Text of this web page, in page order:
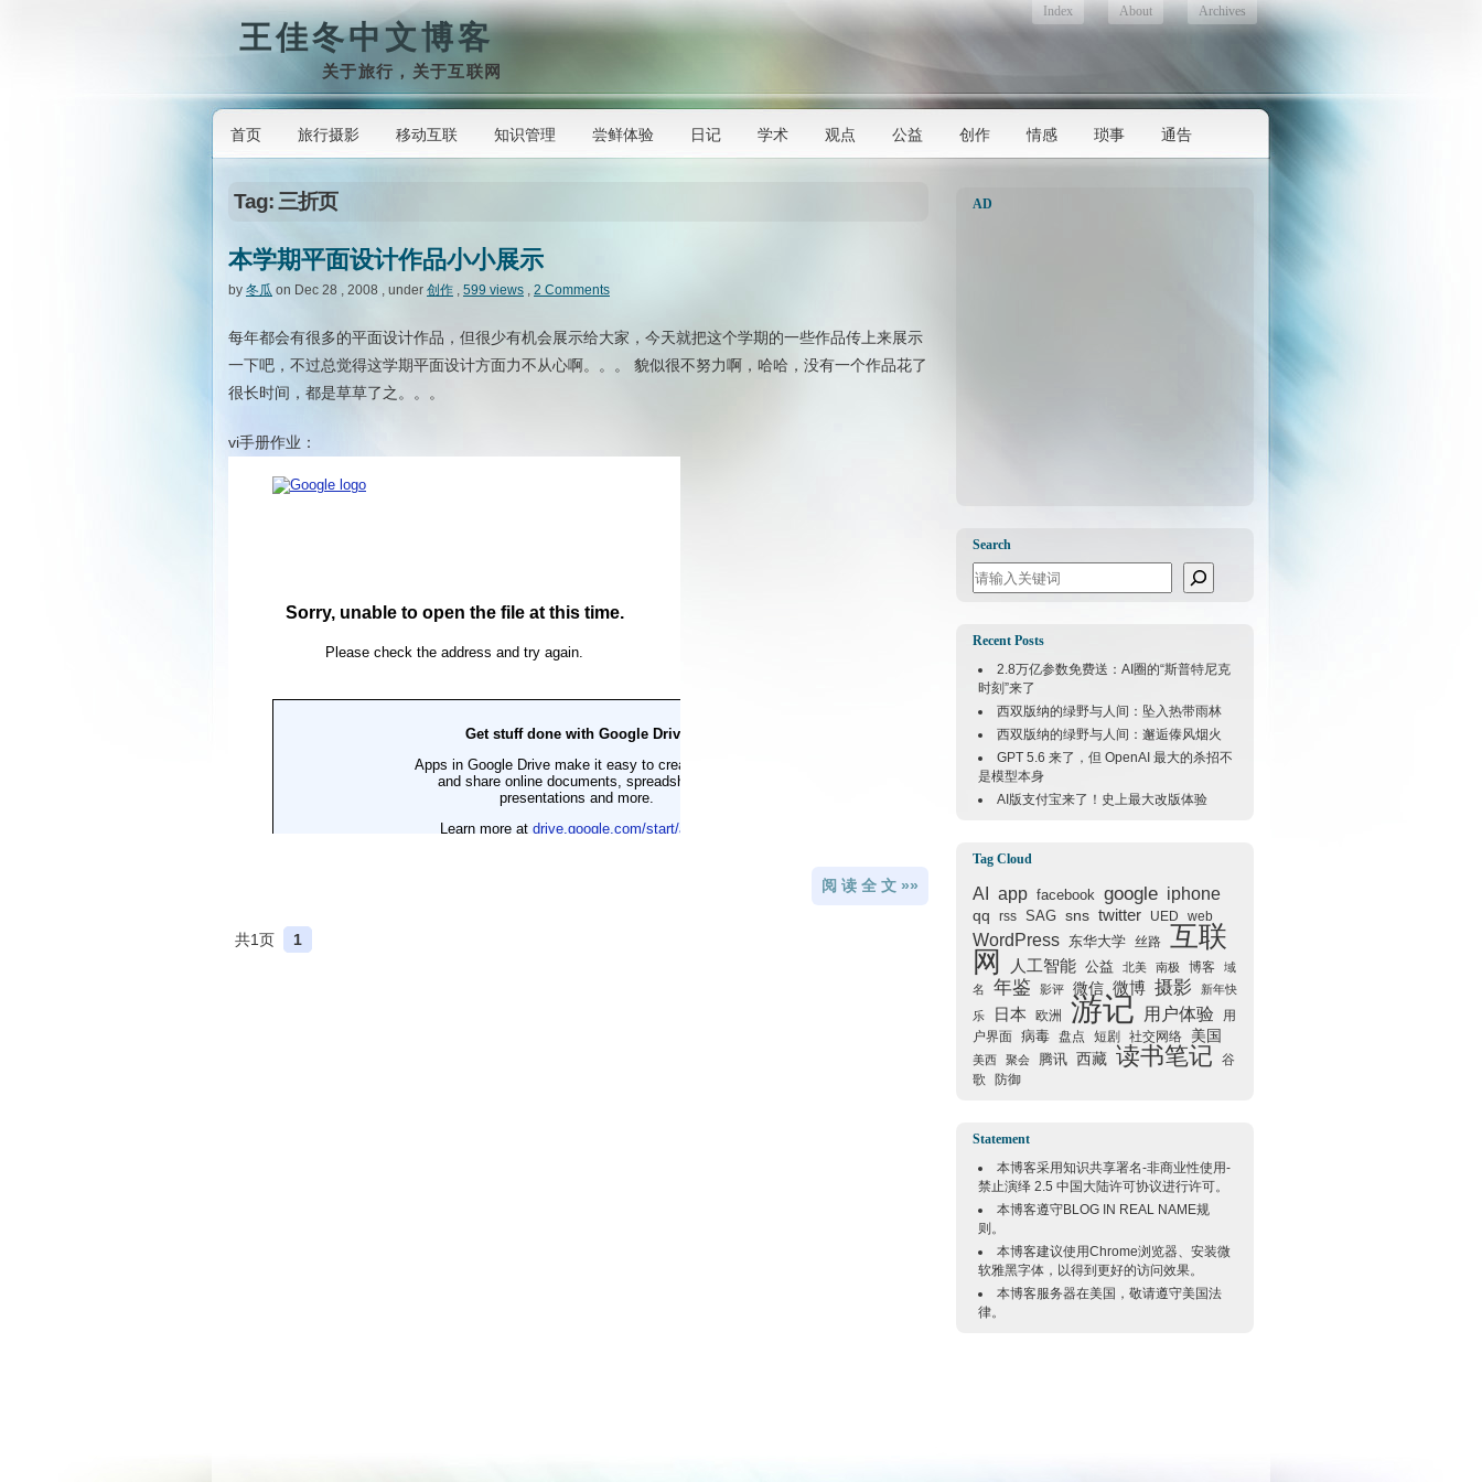
王佳冬中文博客
关于旅行，关于互联网
Index About Archives
首页 旅行摄影 移动互联 知识管理 尝鲜体验 日记 学术 观点 公益 创作 情感 琐事 通告
Tag: 三折页
本学期平面设计作品小小展示
by 冬瓜 on Dec 28 , 2008 , under 创作 , 599 views , 2 Comments
每年都会有很多的平面设计作品，但很少有机会展示给大家，今天就把这个学期的一些作品传上来展示
一下吧，不过总觉得这学期平面设计方面力不从心啊。。。 貌似很不努力啊，哈哈，没有一个作品花了
很长时间，都是草草了之。。。
vi手册作业：
阅 读 全 文 »»
共1页 1
AD
Search
Search
Recent Posts
2.8万亿参数免费送：AI圈的“斯普特尼克
时刻”来了
西双版纳的绿野与人间：坠入热带雨林
西双版纳的绿野与人间：邂逅傣风烟火
GPT 5.6 来了，但 OpenAI 最大的杀招不
是模型本身
AI版支付宝来了！史上最大改版体验
Tag Cloud
AI app facebook google iphone
qq rss SAG sns twitter UED web
WordPress 东华大学 丝路 互联
网
人工智能 公益 北美 南极 博客
域
名
年鉴 影评 微信 微博 摄影
新年快
乐
日本 欧洲 游记 用户体验
用
户界面
病毒 盘点 短剧 社交网络 美国
美西 聚会 腾讯 西藏 读书笔记
谷
歌
防御
Statement
本博客采用知识共享署名-非商业性使用-
禁止演绎 2.5 中国大陆许可协议进行许可。
本博客遵守BLOG IN REAL NAME规
则。
本博客建议使用Chrome浏览器、安装微
软雅黑字体，以得到更好的访问效果。
本博客服务器在美国 ，敬请遵守美国法
律。